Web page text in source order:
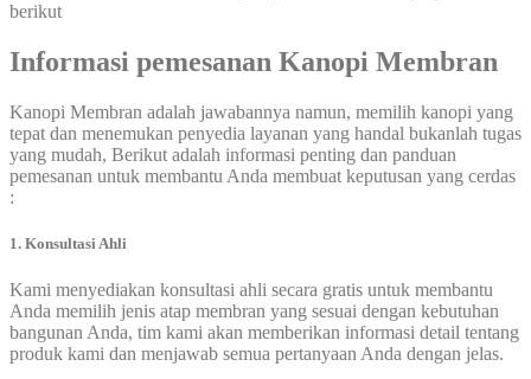
berikut
Informasi pemesanan Kanopi Membran
Kanopi Membran adalah jawabannya namun, memilih kanopi yang
tepat dan menemukan penyedia layanan yang handal bukanlah tugas
yang mudah, Berikut adalah informasi penting dan panduan
pemesanan untuk membantu Anda membuat keputusan yang cerdas
:
1. Konsultasi Ahli
Kami menyediakan konsultasi ahli secara gratis untuk membantu
Anda memilih jenis atap membran yang sesuai dengan kebutuhan
bangunan Anda, tim kami akan memberikan informasi detail tentang
produk kami dan menjawab semua pertanyaan Anda dengan jelas.